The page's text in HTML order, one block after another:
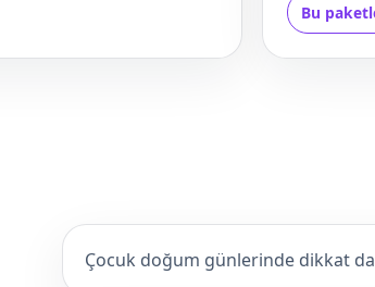
Bu
Çocuk doğum günlerinde dikkat